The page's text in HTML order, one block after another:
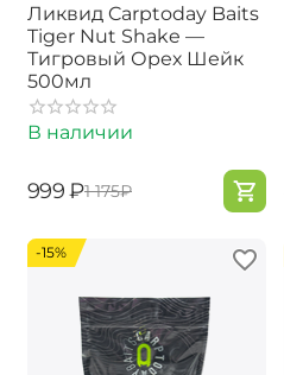
Ликвид Carptoday Baits
Tiger Nut Shake —
Тигровый Орех Шейк
500мл
В наличии
‍999‍ ₽‍1 175‍₽
-15%